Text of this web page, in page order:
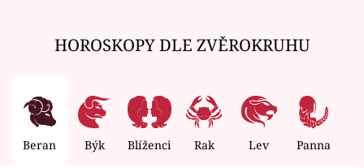
HOROSKOPY DLE ZVĚROKRUHU
Beran Býk Blíženci Rak Lev Panna